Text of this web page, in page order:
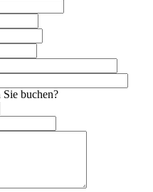
buchen?